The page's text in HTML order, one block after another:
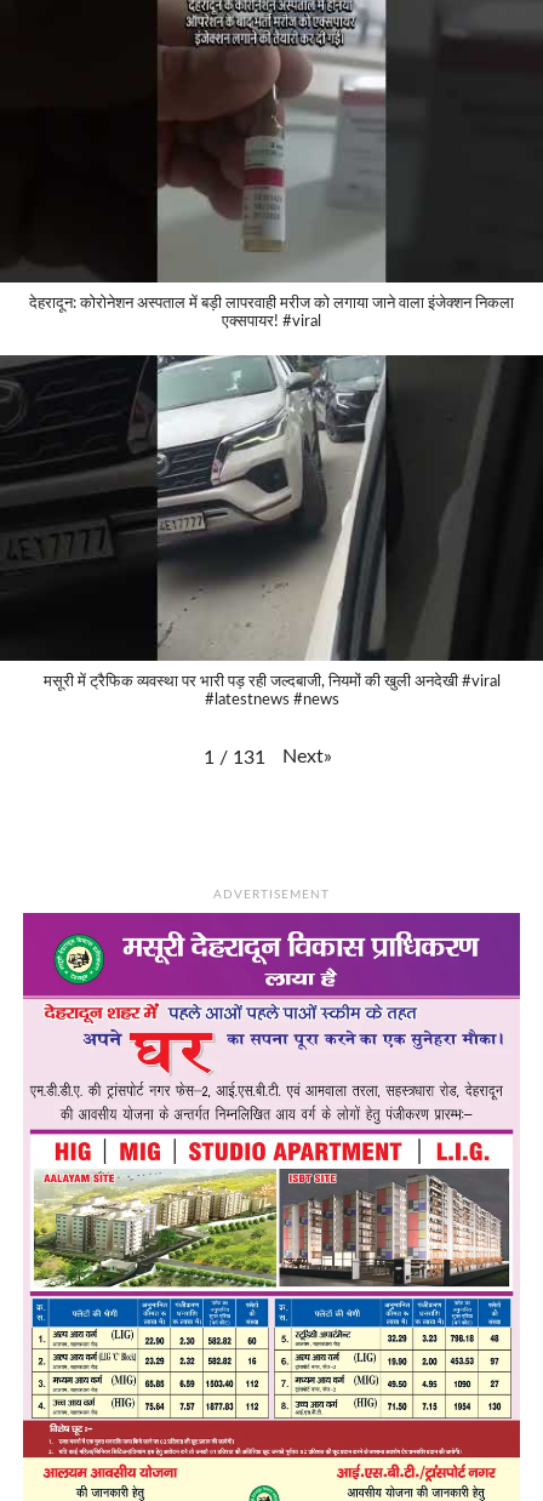
देहरादून: कोरोनेशन अस्पताल में बड़ी लापरवाही मरीज को लगाया जाने वाला इंजेक्शन निकला
एक्सपायर! #viral
मसूरी में ट्रैफिक व्यवस्था पर भारी पड़ रही जल्दबाजी, नियमों की खुली अनदेखी #viral
#latestnews #news
1 / 131 Next»
ADVERTISEMENT